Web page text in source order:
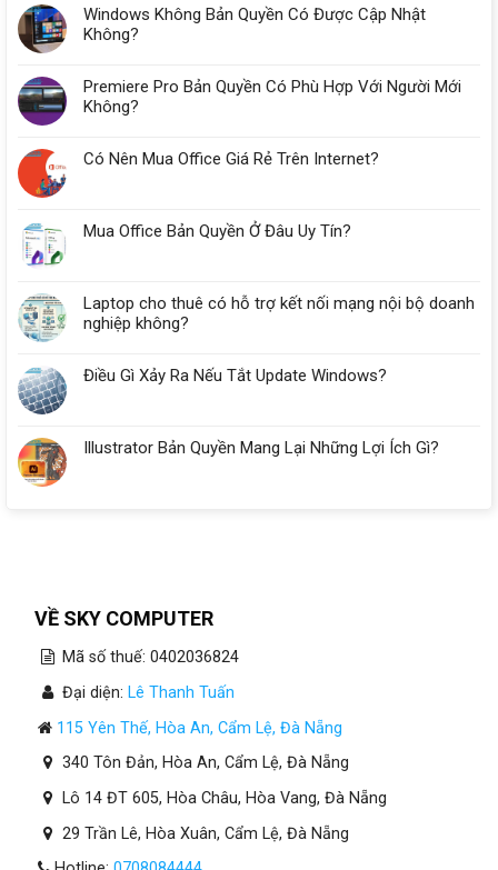
Tính
Tại
Bao
Windows Không Bản Quyền Có Được Cập Nhật
Không?
Premiere Pro Bản Quyền Có Phù Hợp Với Người Mới
Không?
Có Nên Mua Office Giá Rẻ Trên Internet?
Mua Office Bản Quyền Ở Đâu Uy Tín?
Laptop cho thuê có hỗ trợ kết nối mạng nội bộ doanh
nghiệp không?
Điều Gì Xảy Ra Nếu Tắt Update Windows?
Illustrator Bản Quyền Mang Lại Những Lợi Ích Gì?
VỀ SKY COMPUTER
Mã số thuế: 0402036824
Đại diện: Lê Thanh Tuấn
115 Yên Thế, Hòa An, Cẩm Lệ, Đà Nẵng
340 Tôn Đản, Hòa An, Cẩm Lệ, Đà Nẵng
Lô 14 ĐT 605, Hòa Châu, Hòa Vang, Đà Nẵng
29 Trần Lê, Hòa Xuân, Cẩm Lệ, Đà Nẵng